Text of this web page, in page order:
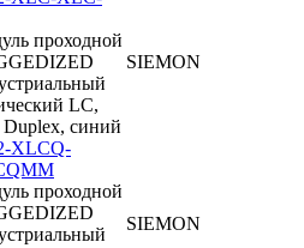
проходной
LC,
Duplex, синий
SIEMON
XLCQ-
проходной
SIEMON